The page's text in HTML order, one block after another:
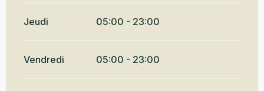
Jeudi 05:00 - 23:00
Vendredi 05:00 - 23:00